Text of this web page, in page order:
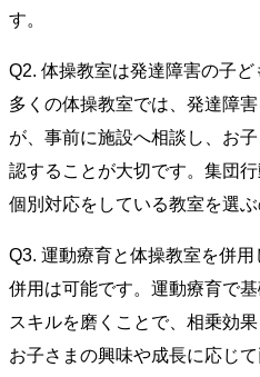
す。
Q2. 体操教室は発達障害の子
多くの体操教室では、発達障
が、事前に施設へ相談し、お
認することが大切です。集団
個別対応をしている教室を選ぶ
Q3. 運動療育と体操教室を併
併用は可能です。運動療育で
スキルを磨くことで、相乗効
お子さまの興味や成長に応じ